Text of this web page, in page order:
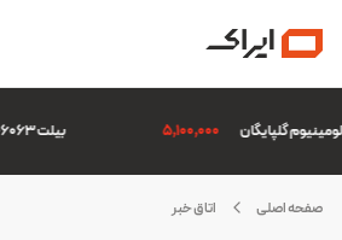
بیلت 6063-7 مجتمع صنایع آلومینیوم جنوب 5,100,000
صفحه اصلی اتاق خبر